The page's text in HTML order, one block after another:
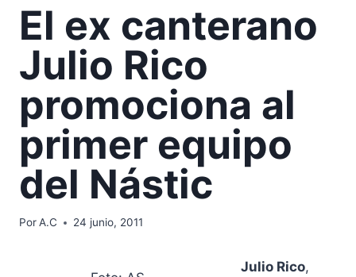
El ex canterano
Julio Rico
promociona al
primer equipo
del Nástic
PorA.C 24 junio, 2011
Julio Rico,